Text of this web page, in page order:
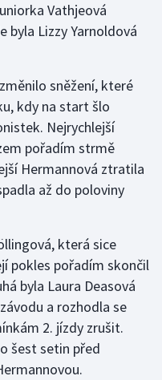
Vathjeová
byla Lizzy Yarnoldová
sněžení, které
kdy na start šlo
Nejrychlejší
pořadím strmě
Hermannová ztratila
až do poloviny
která sice
pokles pořadím skončil
byla Laura Deasová
a rozhodla se
2. jízdy zrušit.
šest setin před